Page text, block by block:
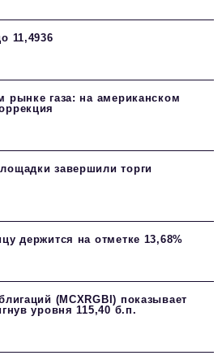
11,4936
рынке газа: на американском
завершили торги
держится на отметке 13,68%
(MCXRGBI) показывает
уровня 115,40 б.п.